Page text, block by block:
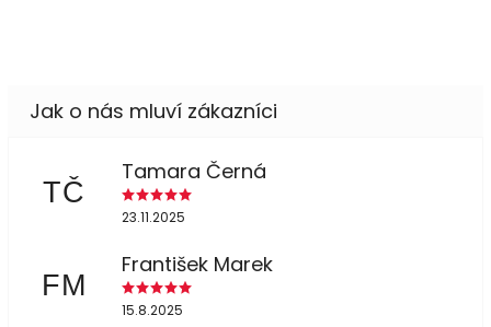
TČ
Tamara Černá
23.11.2025
FM
František Marek
15.8.2025